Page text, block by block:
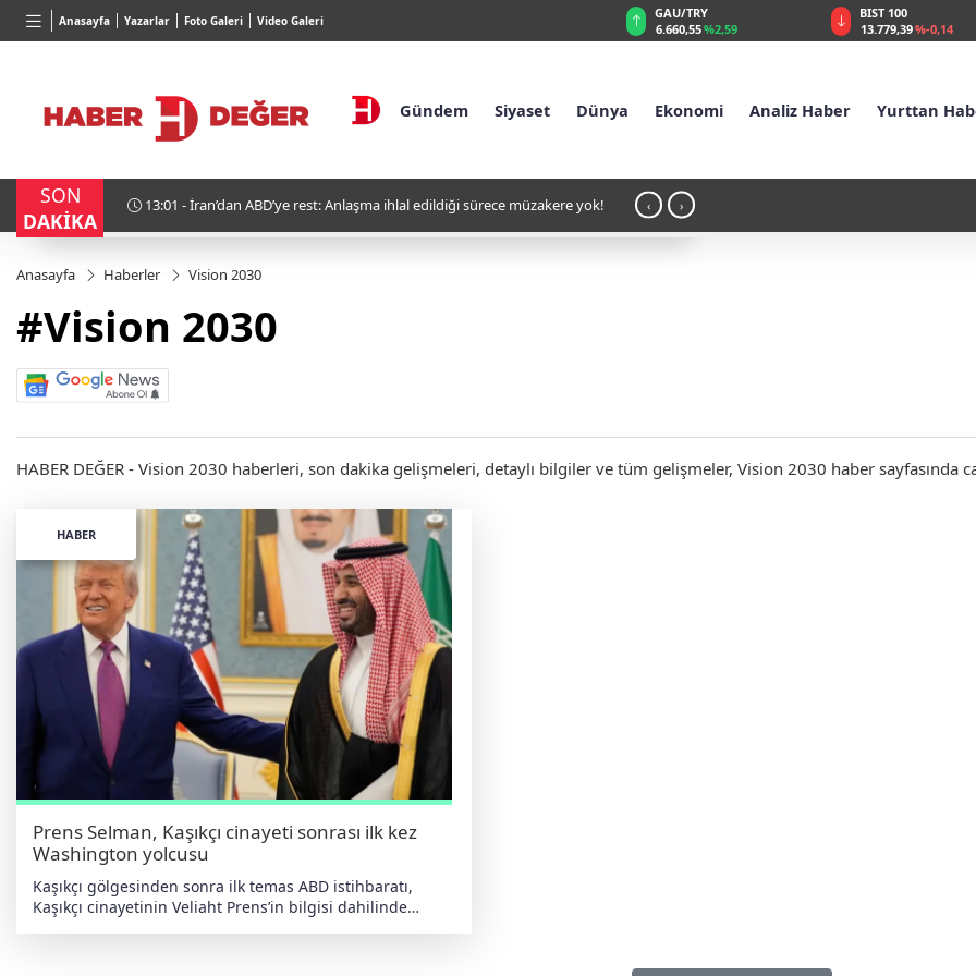
Anasayfa Yazarlar Foto Galeri Video Galeri
TND
16,3788%0,90
BGN
27,9743 %-0,22
GAU/TRY
6.660,55%2,59
BIST 100
13.779,39%-0,14
Gündem Siyaset Dünya Ekonomi Analiz Haber Yurttan
SON
DAKİKA
13:01 - İran’dan ABD’ye rest: Anlaşma ihlal edildiği sürece müzakere yok! ‹ ›
Anasayfa Haberler Vision 2030
#Vision 2030
HABER DEĞER - Vision 2030 haberleri, son dakika gelişmeleri, detaylı bilgiler ve tüm gelişmeler, Vision 2030 haber sayfasında
HABER
Prens Selman, Kaşıkçı cinayeti sonrası ilk kez
Washington yolcusu
Kaşıkçı gölgesinden sonra ilk temas ABD istihbaratı,
Kaşıkçı cinayetinin Veliaht Prens’in bilgisi dahilinde